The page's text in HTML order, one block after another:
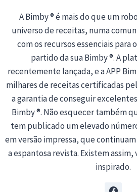
A Bimby ® é mais do que um
universo de receitas, numa
com os recursos essenciais para
partido da sua Bimby ®. A
recentemente lançada, e a APP
milhares de receitas certificadas
a garantia de conseguir
Bimby ®. Não esquecer também
tem publicado um elevado
em versão impressa, que
a espantosa revista. Existem
inspirado.